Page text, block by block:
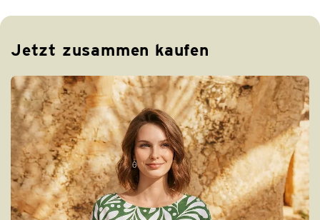
Jetzt zusammen kaufen